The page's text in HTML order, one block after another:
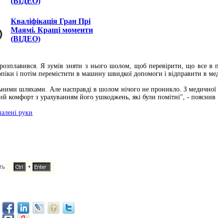
Кваліфікація Гран Прі
Маямі. Кращі моменти
(ВІДЕО)
Я зумів зняти з нього шолом, щоб перевірити, що все в
і потім перемістити в машину швидкої допомоги і відправити в
шляхами. Але насправді в шолом нічого не проникло. З
комфорт з урахуванням його ушкоджень, які були помітні", - пояснив
руки